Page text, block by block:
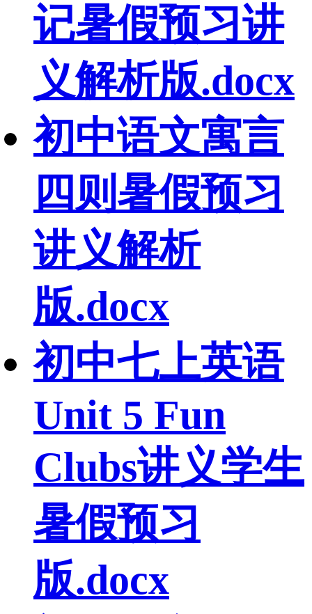
记暑假预习讲
义解析版.docx
初中语文寓言
四则暑假预习
讲义解析
版.docx
初中七上英语
Unit 5 Fun
Clubs讲义学生
暑假预习
版.docx